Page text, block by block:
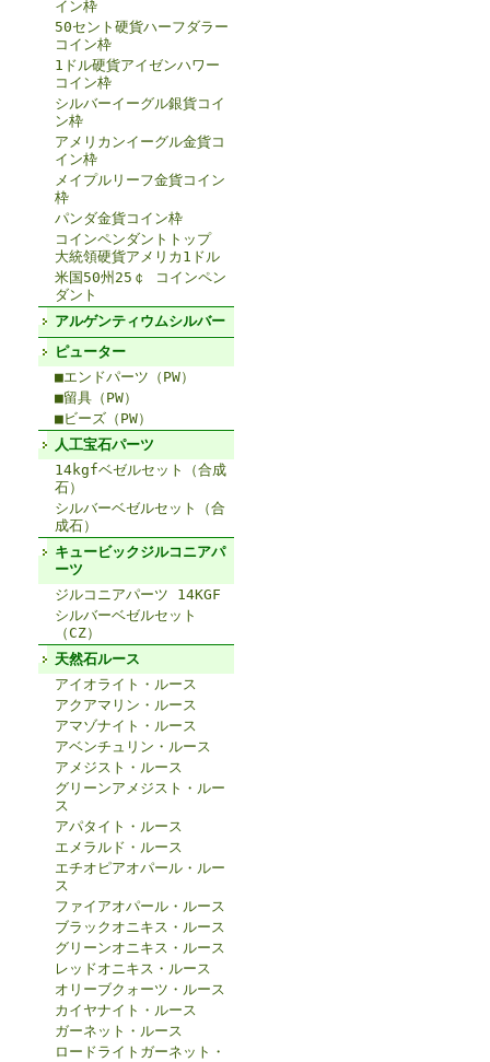
イン枠
50セント硬貨ハーフダラー
コイン枠
1ドル硬貨アイゼンハワー
コイン枠
シルバーイーグル銀貨コイ
ン枠
アメリカンイーグル金貨コ
イン枠
メイプルリーフ金貨コイン
枠
パンダ金貨コイン枠
コインペンダントトップ
大統領硬貨アメリカ1ドル
米国50州25￠ コインペン
ダント
アルゲンティウムシルバー
ピューター
■エンドパーツ（PW）
■留具（PW）
■ビーズ（PW）
人工宝石パーツ
14kgfベゼルセット（合成
石）
シルバーベゼルセット（合
成石）
キュービックジルコニアパ
ーツ
ジルコニアパーツ 14KGF
シルバーベゼルセット
（CZ）
天然石ルース
アイオライト・ルース
アクアマリン・ルース
アマゾナイト・ルース
アベンチュリン・ルース
アメジスト・ルース
グリーンアメジスト・ルー
ス
アパタイト・ルース
エメラルド・ルース
エチオピアオパール・ルー
ス
ファイアオパール・ルース
ブラックオニキス・ルース
グリーンオニキス・ルース
レッドオニキス・ルース
オリーブクォーツ・ルース
カイヤナイト・ルース
ガーネット・ルース
ロードライトガーネット・